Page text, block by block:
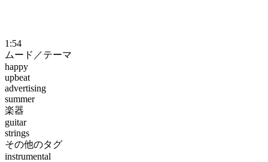
1:54
ムード／テーマ
happy
upbeat
advertising
summer
楽器
guitar
strings
その他のタグ
instrumental